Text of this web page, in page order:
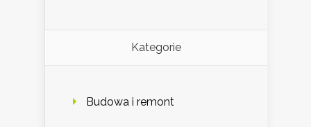
Kategorie
Budowa i remont